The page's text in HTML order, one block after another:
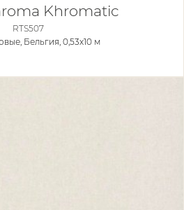
Khromatic
RTS507
Бельгия, 0,53x10 м